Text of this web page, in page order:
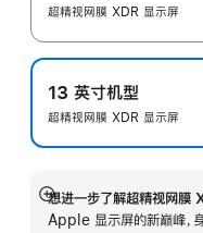
超精视网膜 XDR 显示屏
13 英寸机型
超精视网膜 XDR 显示屏
想进一步了解超精视网膜
Apple 显示屏的新巅峰，
展
开